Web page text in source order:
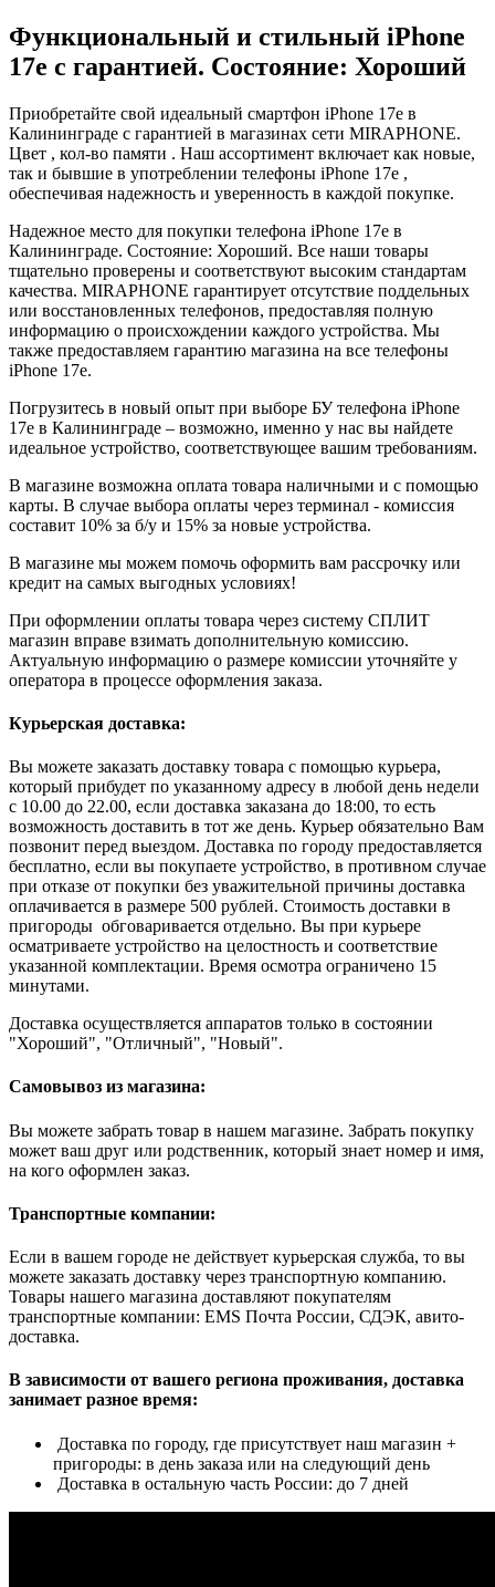
Функциональный и стильный iPhone
17e с гарантией. Состояние: Хороший
Приобретайте свой идеальный смартфон iPhone 17e в
Калининграде с гарантией в магазинах сети MIRAPHONE.
Цвет , кол-во памяти . Наш ассортимент включает как новые,
так и бывшие в употреблении телефоны iPhone 17e ,
обеспечивая надежность и уверенность в каждой покупке.
Надежное место для покупки телефона iPhone 17e в
Калининграде. Состояние: Хороший. Все наши товары
тщательно проверены и соответствуют высоким стандартам
качества. MIRAPHONE гарантирует отсутствие поддельных
или восстановленных телефонов, предоставляя полную
информацию о происхождении каждого устройства. Мы
также предоставляем гарантию магазина на все телефоны
iPhone 17e.
Погрузитесь в новый опыт при выборе БУ телефона iPhone
17e в Калининграде – возможно, именно у нас вы найдете
идеальное устройство, соответствующее вашим требованиям.
В магазине возможна оплата товара наличными и с помощью
карты. В случае выбора оплаты через терминал - комиссия
составит 10% за б/у и 15% за новые устройства.
В магазине мы можем помочь оформить вам рассрочку или
кредит на самых выгодных условиях!
При оформлении оплаты товара через систему СПЛИТ
магазин вправе взимать дополнительную комиссию.
Актуальную информацию о размере комиссии уточняйте у
оператора в процессе оформления заказа.
Курьерская доставка:
Вы можете заказать доставку товара с помощью курьера,
который прибудет по указанному адресу в любой день недели
с 10.00 до 22.00, если доставка заказана до 18:00, то есть
возможность доставить в тот же день. Курьер обязательно Вам
позвонит перед выездом. Доставка по городу предоставляется
бесплатно, если вы покупаете устройство, в противном случае
при отказе от покупки без уважительной причины доставка
оплачивается в размере 500 рублей. Стоимость доставки в
пригороды обговаривается отдельно. Вы при курьере
осматриваете устройство на целостность и соответствие
указанной комплектации. Время осмотра ограничено 15
минутами.
Доставка осуществляется аппаратов только в состоянии
"Хороший", "Отличный", "Новый".
Самовывоз из магазина:
Вы можете забрать товар в нашем магазине. Забрать покупку
может ваш друг или родственник, который знает номер и имя,
на кого оформлен заказ.
Транспортные компании:
Если в вашем городе не действует курьерская служба, то вы
можете заказать доставку через транспортную компанию.
Товары нашего магазина доставляют покупателям
транспортные компании: EMS Почта России, СДЭК, авито-
доставка.
В зависимости от вашего региона проживания, доставка
занимает разное время:
Доставка по городу, где присутствует наш магазин +
пригороды: в день заказа или на следующий день
Доставка в остальную часть России: до 7 дней